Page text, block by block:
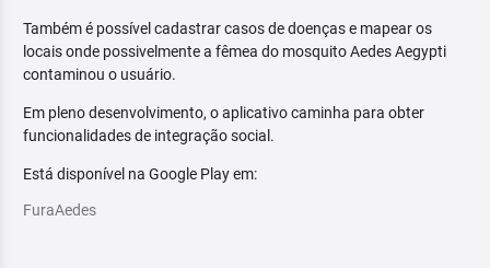
Também é possível cadastrar casos de doenças e mapear os
locais onde possivelmente a fêmea do mosquito Aedes Aegypti
contaminou o usuário.
Em pleno desenvolvimento, o aplicativo caminha para obter
funcionalidades de integração social.
Está disponível na Google Play em:
FuraAedes